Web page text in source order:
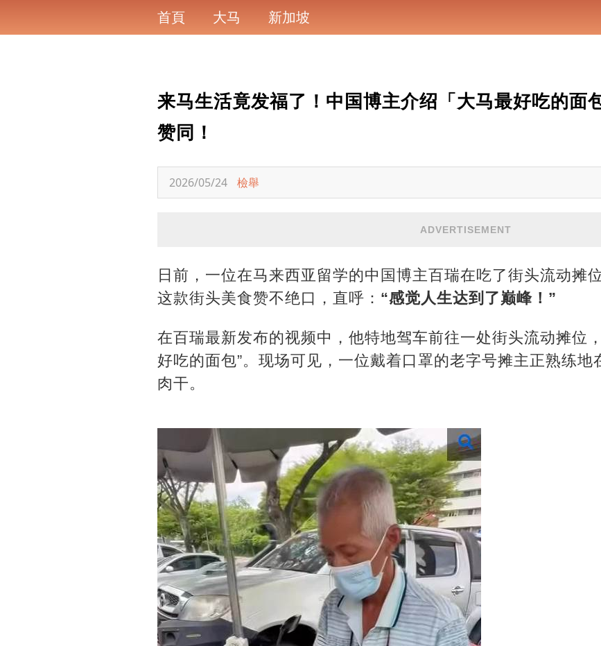
首頁 大马 新加坡
来马生活竟发福了！中国博主介绍「大马最好吃的面
赞同！
2026/05/24 檢舉
ADVERTISEMENT
日前，一位在马来西亚留学的中国博主百瑞在吃了街头流动摊
这款街头美食赞不绝口，直呼： “感觉人生达到了巅峰！”
在百瑞最新发布的视频中，他特地驾车前往一处街头流动摊位
好吃的面包”。现场可见，一位戴着口罩的老字号摊主正熟练地
肉干。